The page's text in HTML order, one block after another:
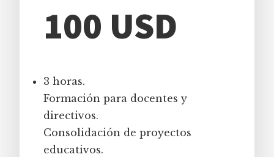
100 USD
3 horas.
Formación para docentes y
directivos.
Consolidación de proyectos
educativos.